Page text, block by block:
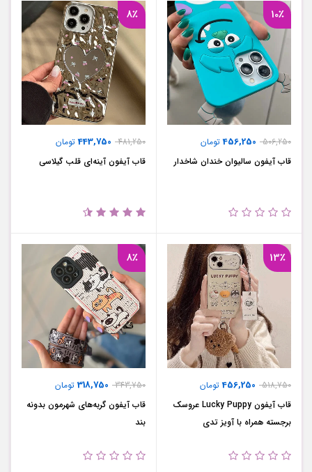
10٪
506,250
456,250تومان
قاب آیفون سالیوان خندان شاخدار
8٪
481,250
443,750تومان
قاب آیفون آینه‌ای قلب گیلاسی
13٪
518,750
456,250تومان
قاب آیفون Lucky Puppy عروسک
برجسته همراه با آویز تدی
8٪
343,750
318,750 تومان
قاب آیفون گربه‌های شهرمون بدونه
بند